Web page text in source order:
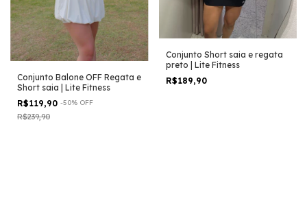
Conjunto Balone OFF Regata e
Short saia | Lite Fitness
R$119,90 -50% OFF
R$239,90
Conjunto Short saia e regata
preto | Lite Fitness
R$189,90